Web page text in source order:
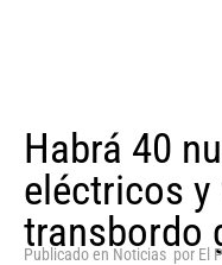
Habrá 40
eléctricos y
transbordo
Publicado en Noticias por El